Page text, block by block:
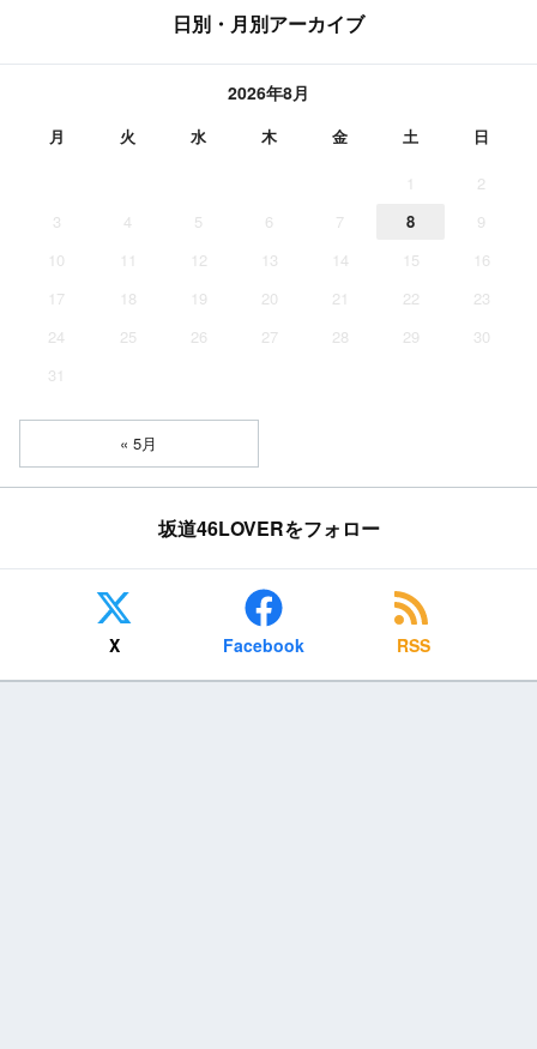
日別・月別アーカイブ
2026年8月
月 火 水 木 金 土 日
1
2
3
4 5 6 7 8
9
10
11 12 13 14 15
16
17
18 19 20 21 22
23
24
25 26 27 28 29
30
31
« 5月
坂道46LOVERをフォロー
X Facebook RSS